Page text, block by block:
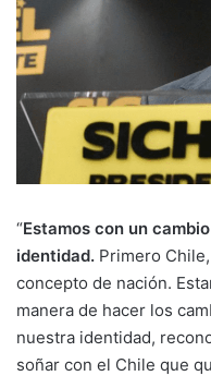
“Estamos con un
identidad. Primero
concepto de nación.
manera de hacer los
nuestra identidad,
soñar con el Chile que